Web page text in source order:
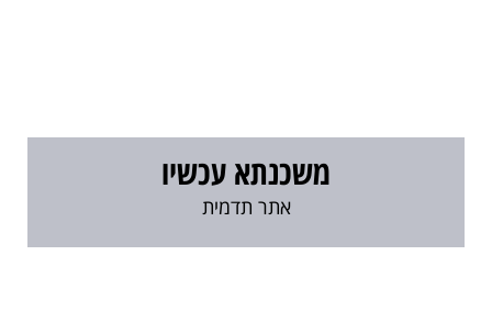
משכנתא עכשיו
אתר תדמית